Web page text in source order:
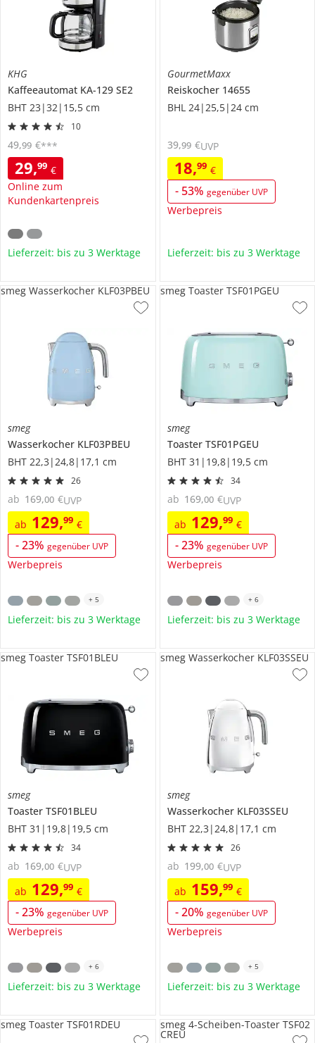
KHG
Kaffeeautomat KA-129 SE2
BHT 23|32|15,5 cm
10
29,99 €
Online zum
Kundenkartenpreis
49,99 €***
Lieferzeit: bis zu 3 Werktage
GourmetMaxx
Reiskocher 14655
BHL 24|25,5|24 cm
18,99 €
- 53% gegenüber UVP
Werbepreis
39,99 €UVP
Lieferzeit: bis zu 3 Werktage
smeg
Wasserkocher KLF03PBEU
BHT 22,3|24,8|17,1 cm
26
ab 129,99 €
-23% gegenüber UVP
Werbepreis
ab 169,00 €UVP
smeg Wasserkocher KLF03PBEU
+ 5
Lieferzeit: bis zu 3 Werktage
smeg
Toaster TSF01PGEU
BHT 31|19,8|19,5 cm
34
ab 129,99 €
-23% gegenüber UVP
Werbepreis
ab 169,00 €UVP
smeg Toaster TSF01PGEU
+ 6
Lieferzeit: bis zu 3 Werktage
smeg
Toaster TSF01BLEU
BHT 31|19,8|19,5 cm
34
ab 129,99 €
-23% gegenüber UVP
Werbepreis
ab 169,00 €UVP
smeg Toaster TSF01BLEU
+ 6
Lieferzeit: bis zu 3 Werktage
smeg
Wasserkocher KLF03SSEU
BHT 22,3|24,8|17,1 cm
26
ab 159,99 €
-20% gegenüber UVP
Werbepreis
ab 199,00 €UVP
smeg Wasserkocher KLF03SSEU
+ 5
Lieferzeit: bis zu 3 Werktage
smeg Toaster TSF01RDEU smeg 4-Scheiben-Toaster TSF02
CREU